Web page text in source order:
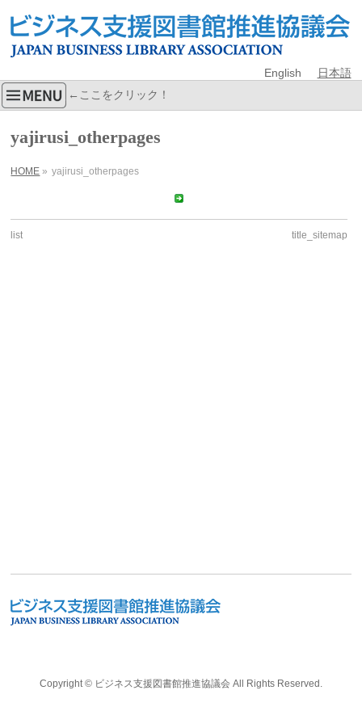
English 日本語
←ここをクリック！
yajirusi_otherpages
HOME » yajirusi_otherpages
list title_sitemap
Copyright © ビジネス支援図書館推進協議会All Rights Reserved.